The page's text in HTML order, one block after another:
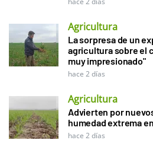
Agricultura
La sorpresa de un
agricultura sobre el
muy impresionado"
hace 2 días
Agricultura
Advierten por
humedad extrema
hace 2 días